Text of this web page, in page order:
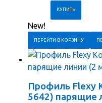
New!
ПЕРЕЙТИ В КОРЗИНУ
Профиль Flexy
5642) парящие